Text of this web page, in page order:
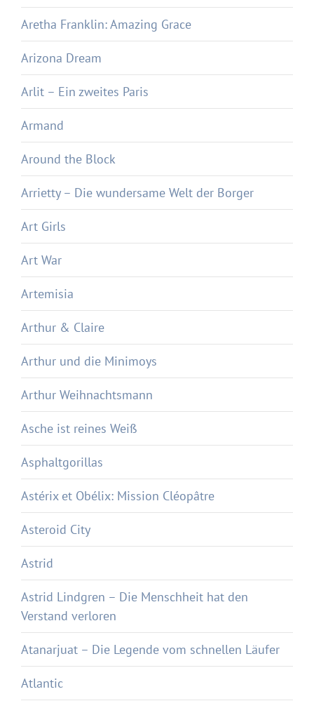
Aretha Franklin: Amazing Grace
Arizona Dream
Arlit – Ein zweites Paris
Armand
Around the Block
Arrietty – Die wundersame Welt der Borger
Art Girls
Art War
Artemisia
Arthur & Claire
Arthur und die Minimoys
Arthur Weihnachtsmann
Asche ist reines Weiß
Asphaltgorillas
Astérix et Obélix: Mission Cléopâtre
Asteroid City
Astrid
Astrid Lindgren – Die Menschheit hat den
Verstand verloren
Atanarjuat – Die Legende vom schnellen Läufer
Atlantic